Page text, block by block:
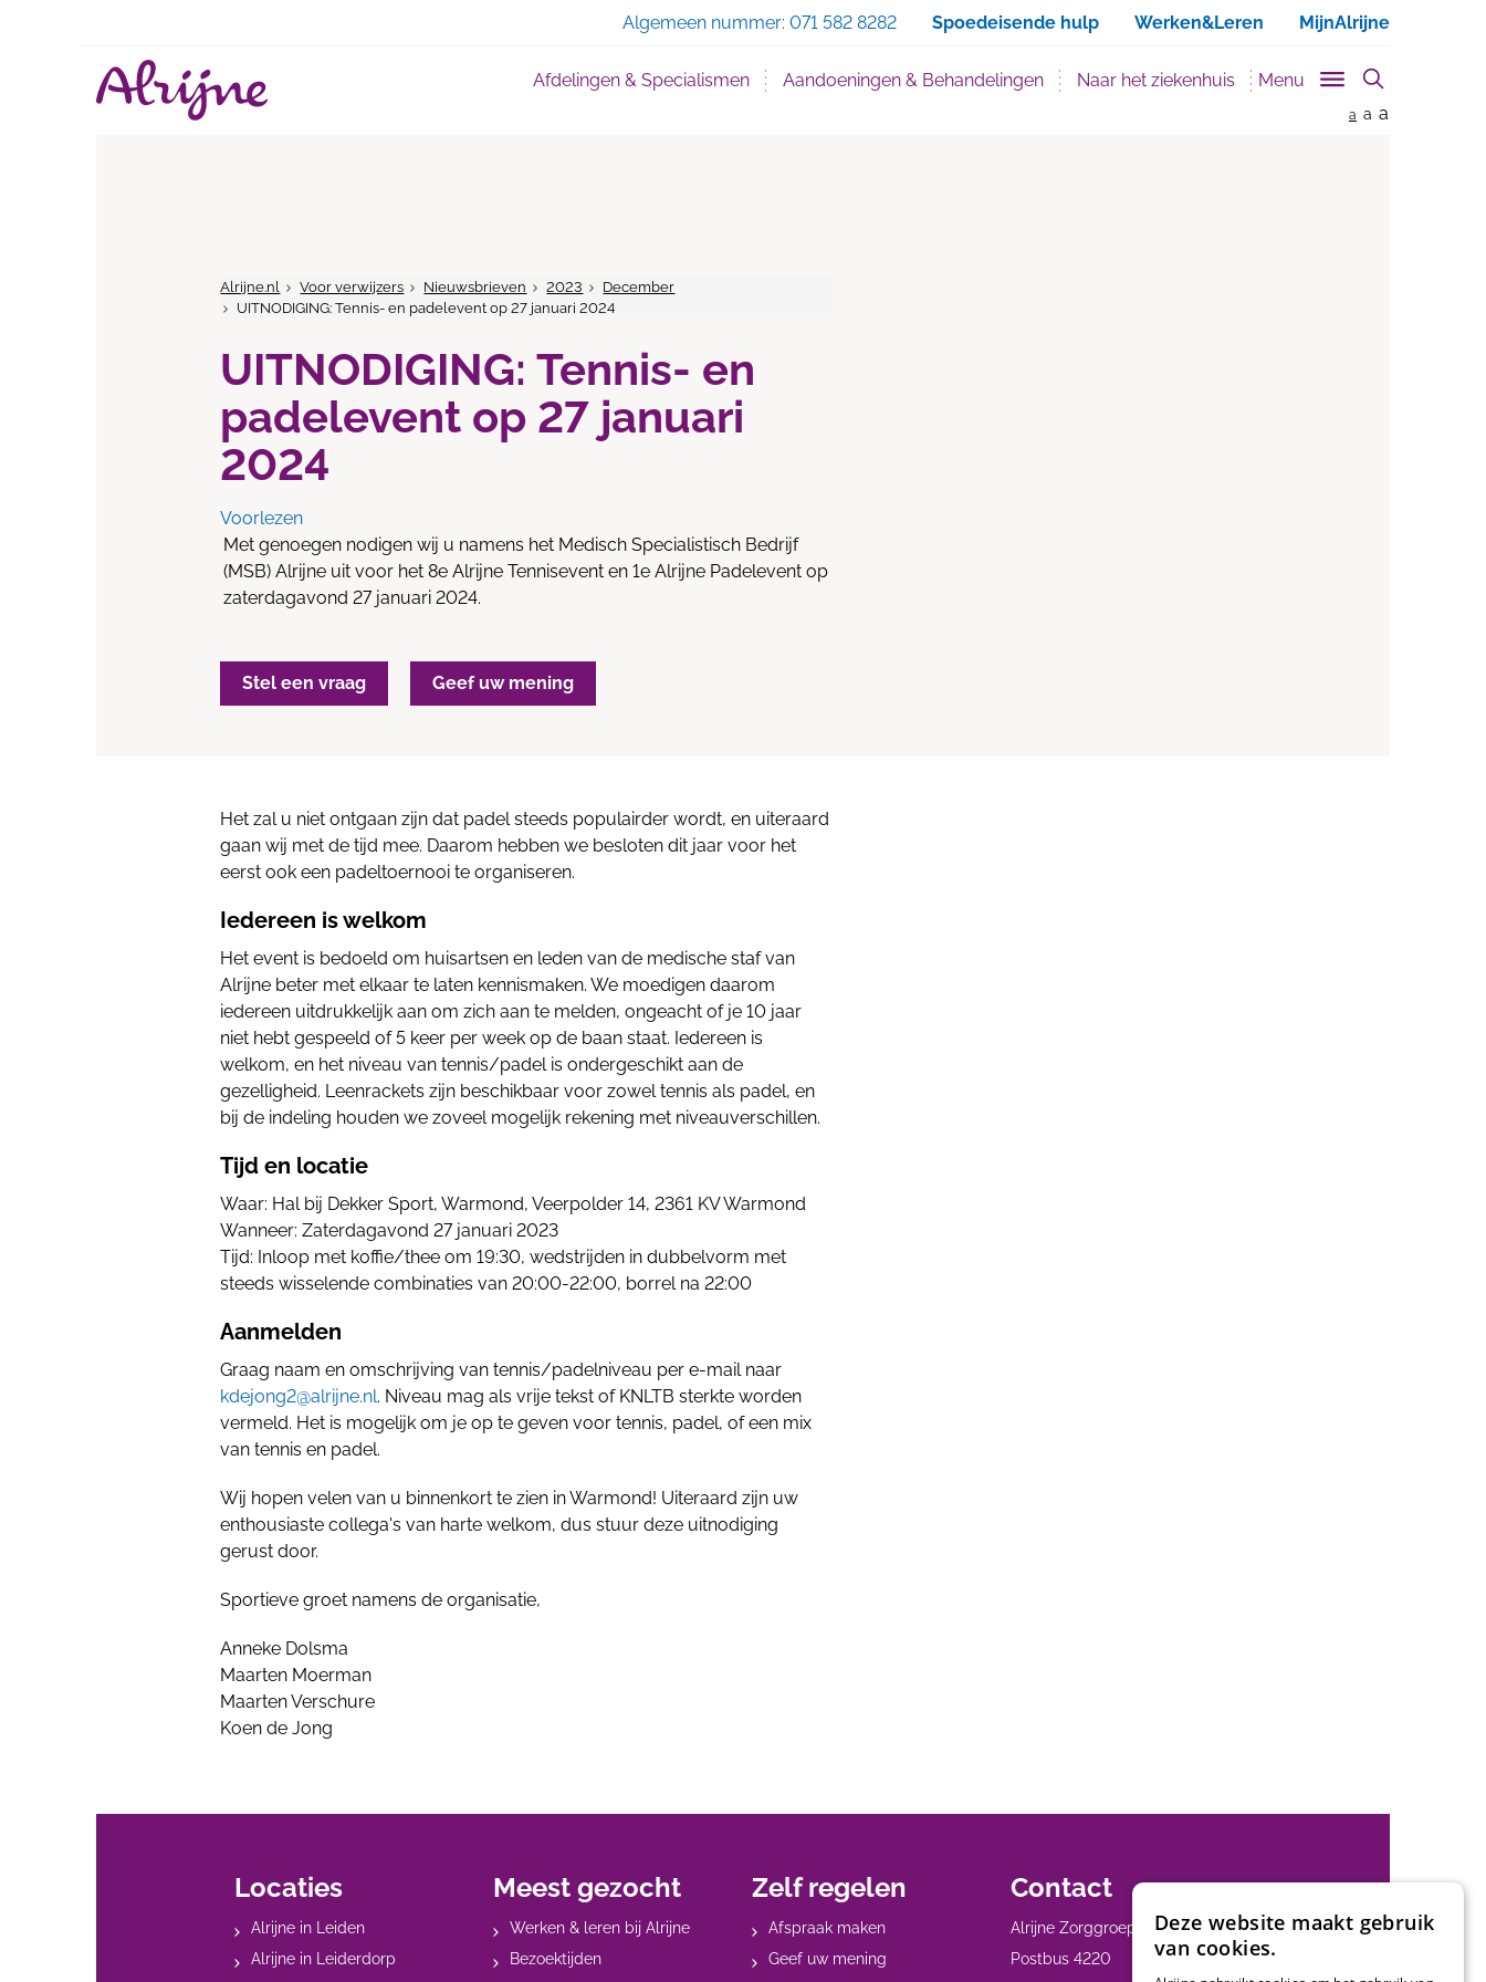
Algemeen nummer: 071 582 8282 Spoedeisende hulp Werken&Leren MijnAlrijne
Afdelingen & Specialismen Aandoeningen & Behandelingen Naar het ziekenhuis Menu
a a a
Alrijne.nl Voor verwijzers Nieuwsbrieven 2023
December
UITNODIGING: Tennis- en padelevent op 27 januari 2024
UITNODIGING: Tennis- en
padelevent op 27 januari
2024
Voorlezen
Met genoegen nodigen wij u namens het Medisch Specialistisch Bedrijf
(MSB) Alrijne uit voor het 8e Alrijne Tennisevent en 1e Alrijne Padelevent op
zaterdagavond 27 januari 2024.
Stel een vraag Geef uw mening
Het zal u niet ontgaan zijn dat padel steeds populairder wordt, en uiteraard
gaan wij met de tijd mee. Daarom hebben we besloten dit jaar voor het
eerst ook een padeltoernooi te organiseren.
Iedereen is welkom
Het event is bedoeld om huisartsen en leden van de medische staf van
Alrijne beter met elkaar te laten kennismaken. We moedigen daarom
iedereen uitdrukkelijk aan om zich aan te melden, ongeacht of je 10 jaar
niet hebt gespeeld of 5 keer per week op de baan staat. Iedereen is
welkom, en het niveau van tennis/padel is ondergeschikt aan de
gezelligheid. Leenrackets zijn beschikbaar voor zowel tennis als padel, en
bij de indeling houden we zoveel mogelijk rekening met niveauverschillen.
Tijd en locatie
Waar: Hal bij Dekker Sport, Warmond, Veerpolder 14, 2361 KV Warmond
Wanneer: Zaterdagavond 27 januari 2023
Tijd: Inloop met koffie/thee om 19:30, wedstrijden in dubbelvorm met
steeds wisselende combinaties van 20:00-22:00, borrel na 22:00
Aanmelden
Graag naam en omschrijving van tennis/padelniveau per e-mail naar
kdejong2@alrijne.nl. Niveau mag als vrije tekst of KNLTB sterkte worden
vermeld. Het is mogelijk om je op te geven voor tennis, padel, of een mix
van tennis en padel.
Wij hopen velen van u binnenkort te zien in Warmond! Uiteraard zijn uw
enthousiaste collega's van harte welkom, dus stuur deze uitnodiging
gerust door.
Sportieve groet namens de organisatie,
Anneke Dolsma
Maarten Moerman
Maarten Verschure
Koen de Jong
Locaties
Alrijne in Leiden
Alrijne in Leiderdorp
Meest gezocht
Werken & leren bij Alrijne
Bezoektijden
Zelf regelen
Afspraak maken
Geef uw mening
Contact
Alrijne Zorggroep
Postbus 4220
Deze website maakt gebruik
van cookies.